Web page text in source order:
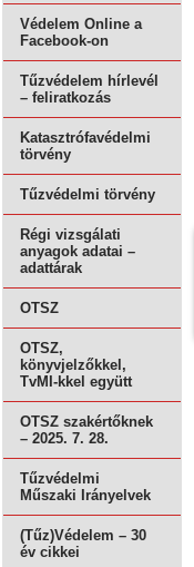
Védelem Online a
Facebook-on
Tűzvédelem hírlevél
– feliratkozás
Katasztrófavédelmi
törvény
Tűzvédelmi törvény
Régi vizsgálati
anyagok adatai –
adattárak
OTSZ
OTSZ,
könyvjelzőkkel,
TvMI-kkel együtt
OTSZ szakértőknek
– 2025. 7. 28.
Tűzvédelmi
Műszaki Irányelvek
(Tűz)Védelem – 30
év cikkei